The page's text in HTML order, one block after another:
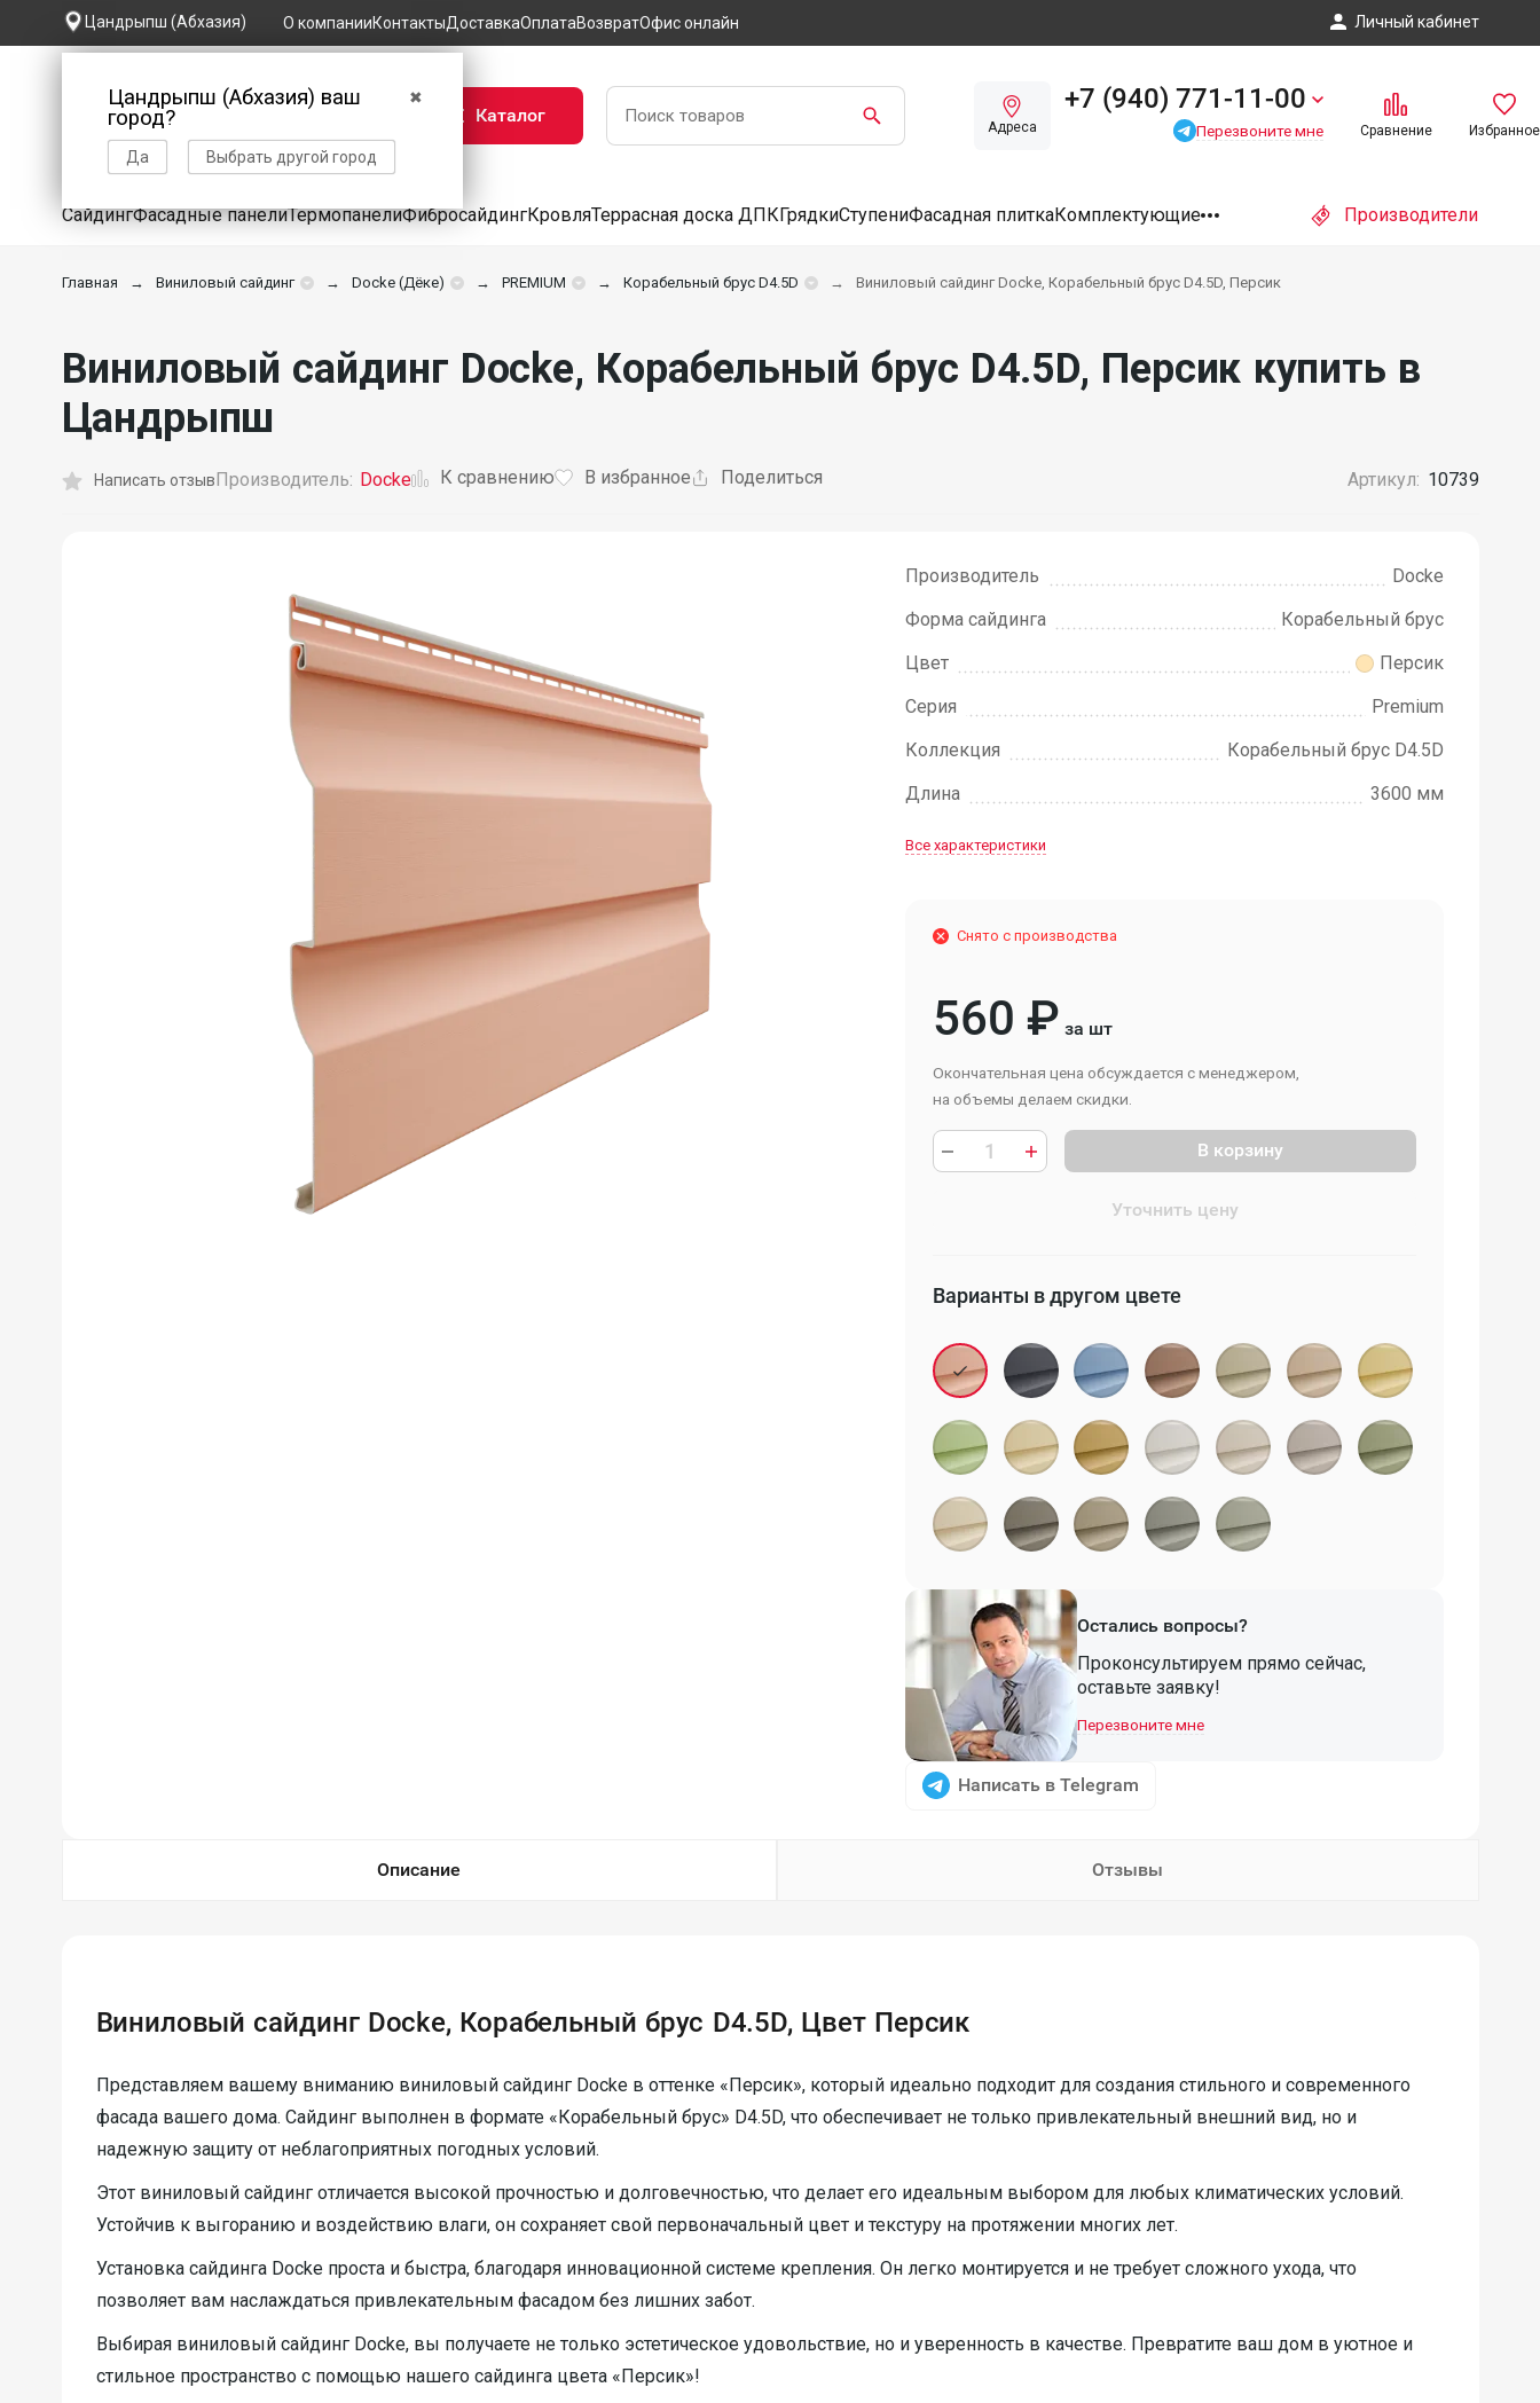
Цандрыпш (Абхазия)
✖
Цандрыпш (Абхазия) ваш
город?
Да Выбрать другой город
О компанииКонтактыДоставкаОплатаВозвратОфис онлайн Личный кабинет
Каталог
Адреса
+7 (940) 771-11-00
Перезвоните мне Сравнение Избранное
СайдингФасадные панелиТермопанелиФибросайдингКровляТеррасная доска ДПКГрядкиСтупениФасадная плиткаКомплектующие Производители
Главная Виниловый сайдинг Docke (Дёке) PREMIUM Ко­ра­бель­ный брус D4.5D Виниловый сайдинг Docke, Корабельный брус D4.5D, Персик
Виниловый сайдинг Docke, Корабельный брус D4.5D, Персик купить в
Цандрыпш
Написать отзывПроизводитель: Docke К сравнению В избранное Поделиться Артикул: 10739
Производитель
Docke
Форма сайдинга
Корабельный брус
Цвет
Персик
Серия
Premium
Коллекция
Ко­ра­бель­ный брус D4.5D
Длина
3600 мм
Все характеристики
Снято с производства
560 ₽ за шт
Окончательная цена обсуждается с менеджером,
на объемы делаем скидки.
В корзину
Уточнить цену
Варианты в другом цвете
Остались вопросы?
Проконсультируем прямо сейчас,
оставьте заявку!
Перезвоните мне
Написать в Telegram
Описание Отзывы
Виниловый сайдинг Docke, Корабельный брус D4.5D, Цвет Персик
Представляем вашему вниманию виниловый сайдинг Docke в оттенке «Персик», который идеально подходит для создания стильного и современного
фасада вашего дома. Сайдинг выполнен в формате «Корабельный брус» D4.5D, что обеспечивает не только привлекательный внешний вид, но и
надежную защиту от неблагоприятных погодных условий.
Этот виниловый сайдинг отличается высокой прочностью и долговечностью, что делает его идеальным выбором для любых климатических условий.
Устойчив к выгоранию и воздействию влаги, он сохраняет свой первоначальный цвет и текстуру на протяжении многих лет.
Установка сайдинга Docke проста и быстра, благодаря инновационной системе крепления. Он легко монтируется и не требует сложного ухода, что
позволяет вам наслаждаться привлекательным фасадом без лишних забот.
Выбирая виниловый сайдинг Docke, вы получаете не только эстетическое удовольствие, но и уверенность в качестве. Превратите ваш дом в уютное и
стильное пространство с помощью нашего сайдинга цвета «Персик»!